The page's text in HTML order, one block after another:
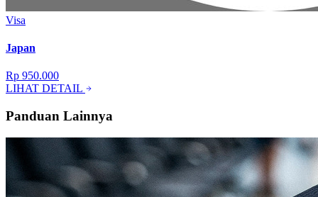
Visa
Japan
Rp 950.000
LIHAT DETAIL
Panduan Lainnya